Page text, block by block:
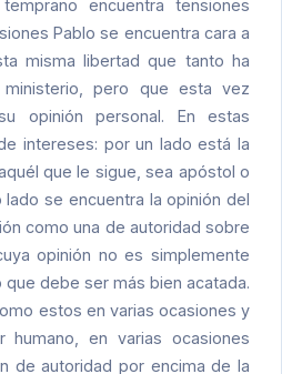
encuentra tensiones
Pablo se encuentra cara a
misma libertad que tanto ha
pero que esta vez
opinión personal. En estas
intereses: por un lado está la
que le sigue, sea apóstol o
se encuentra la opinión del
como una de autoridad sobre
opinión no es simplemente
debe ser más bien acatada.
estos en varias ocasiones y
en varias ocasiones
de autoridad por encima de la